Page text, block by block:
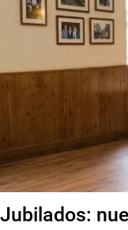
Jubilados: